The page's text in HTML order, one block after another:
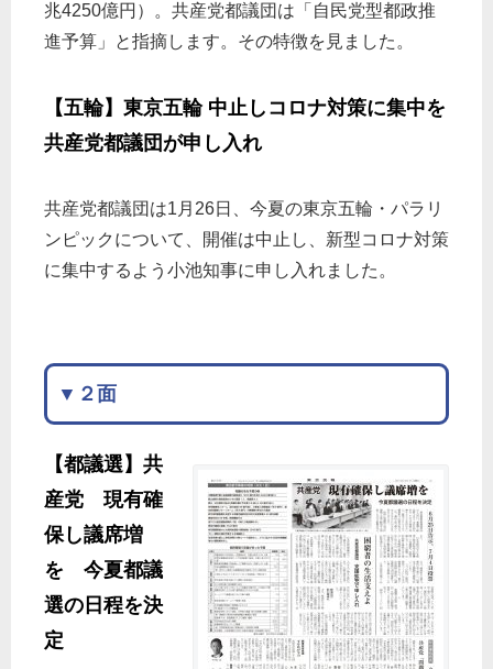
兆4250億円）。共産党都議団は「自民党型都政推
進予算」と指摘します。その特徴を見ました。
【五輪】東京五輪 中止しコロナ対策に集中を
共産党都議団が申し入れ
共産党都議団は1月26日、今夏の東京五輪・パラリ
ンピックについて、開催は中止し、新型コロナ対策
に集中するよう小池知事に申し入れました 。
▼２面
【都議選】共
産党 現有確
保し議席増
を 今夏都議
選の日程を決
定